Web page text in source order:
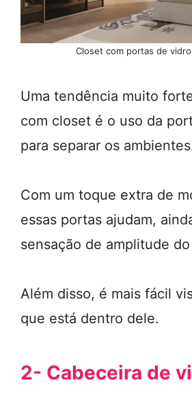
Closet com portas de vidro
Uma tendência muito
com closet é o uso da
para separar os
Com um toque extra de
essas portas ajudam,
sensação de amplitude
Além disso, é mais fácil
que está dentro dele.
2- Cabeceira de